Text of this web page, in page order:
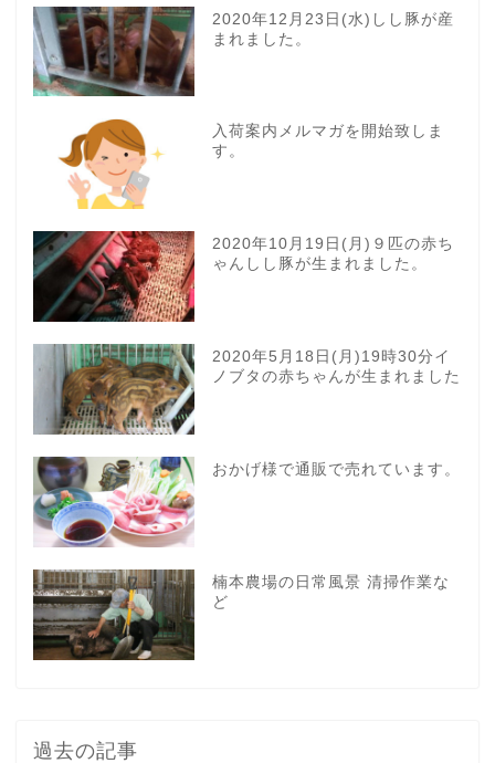
2020年12月23日(水)しし豚が産
まれました。
入荷案内メルマガを開始致しま
す。
2020年10月19日(月)９匹の赤ち
ゃんしし豚が生まれました。
2020年5月18日(月)19時30分イ
ノブタの赤ちゃんが生まれました
おかげ様で通販で売れています。
楠本農場の日常風景 清掃作業な
ど
過去の記事